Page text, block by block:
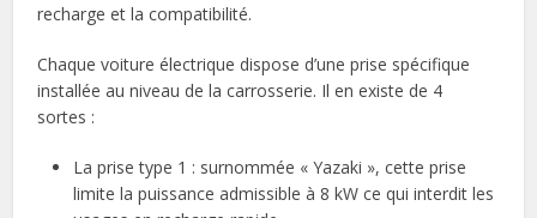
recharge et la compatibilité.
Chaque voiture électrique dispose d’une prise spécifique
installée au niveau de la carrosserie. Il en existe de 4
sortes :
La prise type 1 : surnommée « Yazaki », cette prise
limite la puissance admissible à 8 kW ce qui interdit les